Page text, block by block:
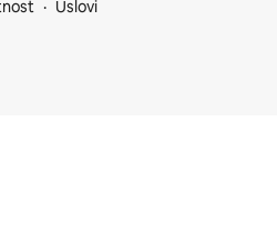
Uslovi